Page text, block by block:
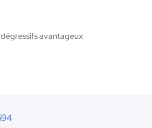
avantageux